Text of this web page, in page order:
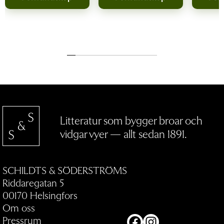
Litteratur som bygger broar och
vidgar vyer — allt sedan 1891.
SCHILDTS & SÖDERSTRÖMS
Riddaregatan 5
00170 Helsingfors
Om oss
Pressrum
Facebook
Instagram